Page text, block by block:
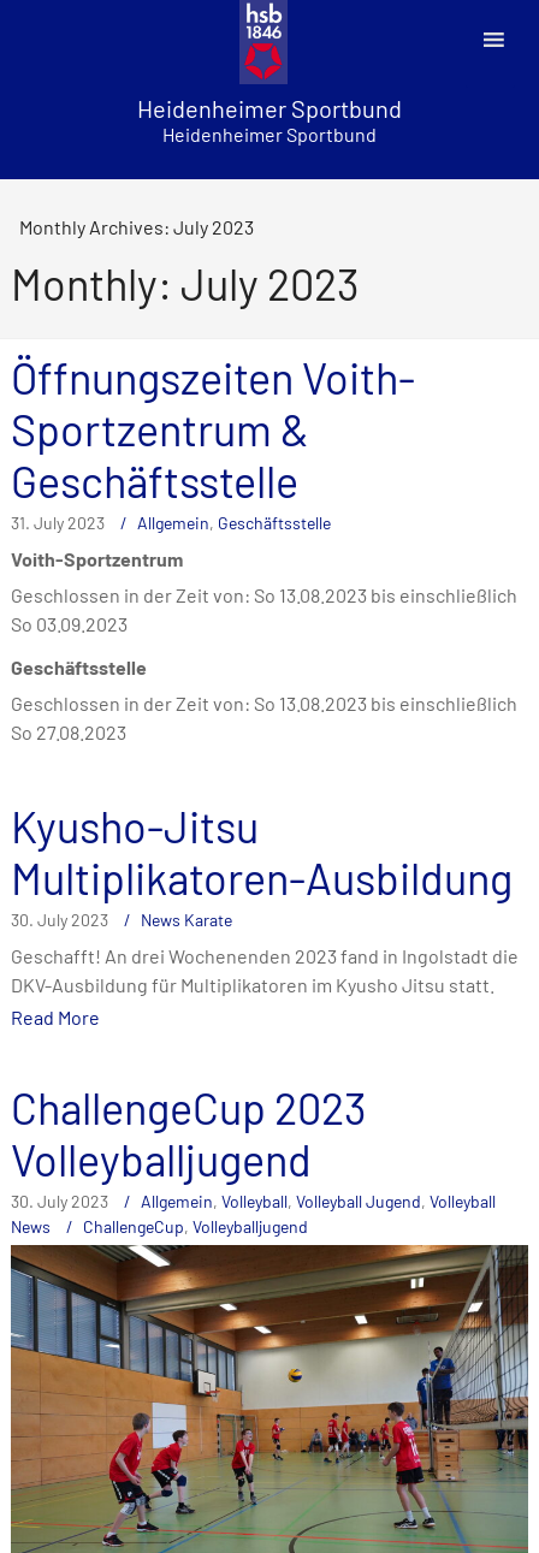
Heidenheimer Sportbund
Heidenheimer Sportbund
Monthly Archives: July 2023
Monthly: July 2023
Öffnungszeiten Voith-
Sportzentrum &
Geschäftsstelle
31. July 2023 Allgemein, Geschäftsstelle
Voith-Sportzentrum
Geschlossen in der Zeit von: So 13.08.2023 bis einschließlich
So 03.09.2023
Geschäftsstelle
Geschlossen in der Zeit von: So 13.08.2023 bis einschließlich
So 27.08.2023
Kyusho-Jitsu
Multiplikatoren-Ausbildung
30. July 2023 News Karate
Geschafft! An drei Wochenenden 2023 fand in Ingolstadt die
DKV-Ausbildung für Multiplikatoren im Kyusho Jitsu statt.
Read More
ChallengeCup 2023
Volleyballjugend
30. July 2023 Allgemein, Volleyball, Volleyball Jugend, Volleyball
News
ChallengeCup, Volleyballjugend